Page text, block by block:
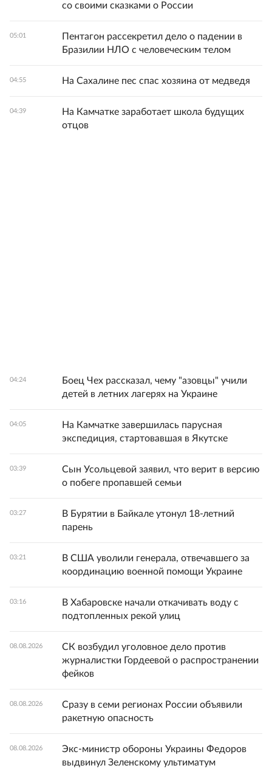
со своими сказками о России
05:01
Пентагон рассекретил дело о падении в
Бразилии НЛО с человеческим телом
04:55 На Сахалине пес спас хозяина от медведя
04:39
На Камчатке заработает школа будущих
отцов
04:24
Боец Чех рассказал, чему "азовцы" учили
детей в летних лагерях на Украине
04:05
На Камчатке завершилась парусная
экспедиция, стартовавшая в Якутске
03:39
Сын Усольцевой заявил, что верит в версию
о побеге пропавшей семьи
03:27
В Бурятии в Байкале утонул 18-летний
парень
03:21
В США уволили генерала, отвечавшего за
координацию военной помощи Украине
03:16
В Хабаровске начали откачивать воду с
подтопленных рекой улиц
08.08.2026
СК возбудил уголовное дело против
журналистки Гордеевой о распространении
фейков
08.08.2026
Сразу в семи регионах России объявили
ракетную опасность
08.08.2026
Экс-министр обороны Украины Федоров
выдвинул Зеленскому ультиматум